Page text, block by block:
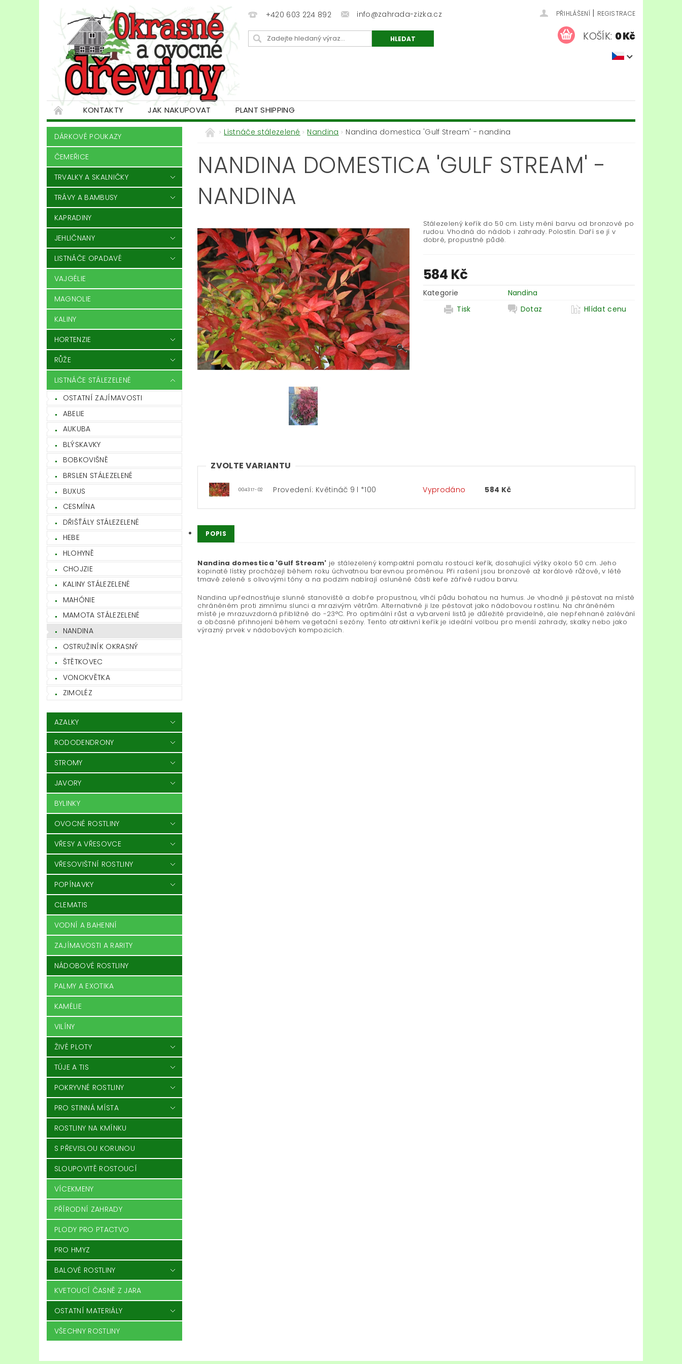
+420 603 224 892 info@zahrada-zizka.cz PŘIHLÁŠENÍ | REGISTRACE
KOŠÍK: 0 Kč
KONTAKTY JAK NAKUPOVAT PLANT SHIPPING
DÁRKOVÉ POUKAZY
ČEMEŘICE
TRVALKY A SKALNIČKY
TRÁVY A BAMBUSY
KAPRADINY
JEHLIČNANY
LISTNÁČE OPADAVÉ
VAJGÉLIE
MAGNOLIE
KALINY
HORTENZIE
RŮŽE
LISTNÁČE STÁLEZELENÉ
OSTATNÍ ZAJÍMAVOSTI
ABELIE
AUKUBA
BLÝSKAVKY
BOBKOVIŠNĚ
BRSLEN STÁLEZELENÉ
BUXUS
CESMÍNA
DŘIŠŤÁLY STÁLEZELENÉ
HEBE
HLOHYNĚ
CHOJZIE
KALINY STÁLEZELENÉ
MAHÓNIE
MAMOTA STÁLEZELENÉ
NANDINA
OSTRUŽINÍK OKRASNÝ
ŠTĚTKOVEC
VONOKVĚTKA
ZIMOLÉZ
AZALKY
RODODENDRONY
STROMY
JAVORY
BYLINKY
OVOCNÉ ROSTLINY
VŘESY A VŘESOVCE
VŘESOVIŠTNÍ ROSTLINY
POPÍNAVKY
CLEMATIS
VODNÍ A BAHENNÍ
ZAJÍMAVOSTI A RARITY
NÁDOBOVÉ ROSTLINY
PALMY A EXOTIKA
KAMÉLIE
VILÍNY
ŽIVÉ PLOTY
TÚJE A TIS
POKRYVNÉ ROSTLINY
PRO STINNÁ MÍSTA
ROSTLINY NA KMÍNKU
S PŘEVISLOU KORUNOU
SLOUPOVITĚ ROSTOUCÍ
VÍCEKMENY
PŘÍRODNÍ ZAHRADY
PLODY PRO PTACTVO
PRO HMYZ
BALOVÉ ROSTLINY
KVETOUCÍ ČASNĚ Z JARA
OSTATNÍ MATERIÁLY
VŠECHNY ROSTLINY
Listnáče stálezelené Nandina Nandina domestica 'Gulf Stream' - nandina
NANDINA DOMESTICA 'GULF STREAM' -
NANDINA
Stálezelený keřík do 50 cm. Listy mění barvu od bronzové po
rudou. Vhodná do nádob i zahrady. Polostín. Daří se jí v
dobré, propustné půdě.
584 Kč
Kategorie
Nandina
Tisk
Dotaz Hlídat cenu
ZVOLTE VARIANTU
004317-02 Provedení: Květináč 9 l *100 Vyprodáno 584 Kč
POPIS
Nandina domestica 'Gulf Stream' je stálezelený kompaktní pomalu rostoucí keřík, dosahující výšky okolo 50 cm. Jeho
kopinaté lístky procházejí během roku úchvatnou barevnou proměnou. Při rašení jsou bronzové až korálově růžové, v létě
tmavě zelené s olivovými tóny a na podzim nabírají osluněné části keře zářivě rudou barvu.
Nandina upřednostňuje slunné stanoviště a dobře propustnou, vlhčí půdu bohatou na humus. Je vhodné ji pěstovat na místě
chráněném proti zimnímu slunci a mrazivým větrům. Alternativně ji lze pěstovat jako nádobovou rostlinu. Na chráněném
místě je mrazuvzdorná přibližně do -23°C. Pro optimální růst a vybarvení listů je důležité pravidelné, ale nepřehnané zalévání
a občasné přihnojení během vegetační sezóny. Tento atraktivní keřík je ideální volbou pro menší zahrady, skalky nebo jako
výrazný prvek v nádobových kompozicích.